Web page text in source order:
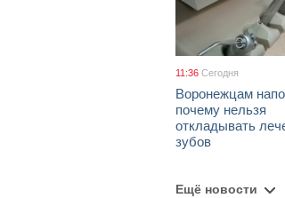
11:36 Сегодня
Воронежцам
почему нельзя
откладывать
зубов
Ещё новости